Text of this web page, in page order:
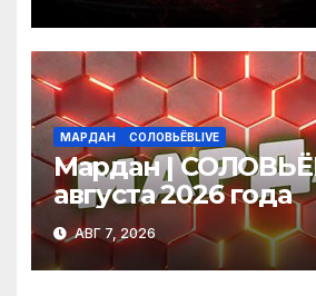
МАРДАН СОЛОВЬЁВLIVE
Мардан |
августа 2026 года
АВГ 7, 2026